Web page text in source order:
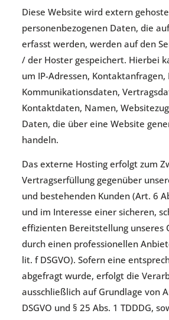
Diese Website wird extern
personenbezogenen Daten, die
erfasst werden, werden auf den
/ der Hoster gespeichert. Hierbei
um IP-Adressen,
Kommunikationsdaten,
Kontaktdaten, Namen,
Daten, die über eine Website
handeln.
Das externe Hosting erfolgt zum
Vertragserfüllung gegenüber
und bestehenden Kunden (Art. 6
und im Interesse einer sicheren,
effizienten Bereitstellung unseres
durch einen professionellen
lit. f DSGVO). Sofern eine
abgefragt wurde, erfolgt die
ausschließlich auf Grundlage von
DSGVO und § 25 Abs. 1 TDDDG,